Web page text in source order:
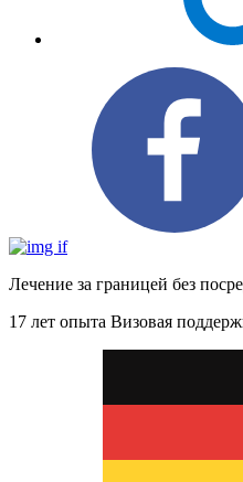
Лечение за границей без
17 лет опыта Визовая